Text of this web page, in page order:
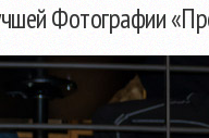
Фотографии